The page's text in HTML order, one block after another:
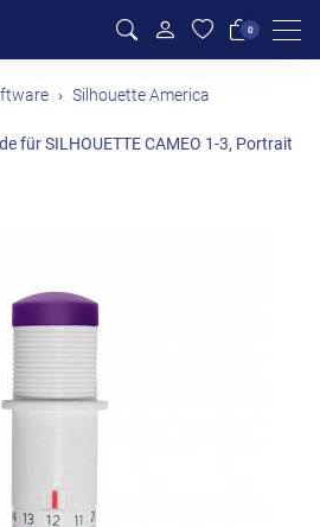
0
Silhouette America
für SILHOUETTE CAMEO 1-3, Portrait